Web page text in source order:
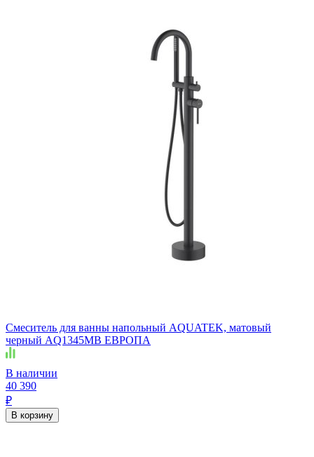
Смеситель для ванны напольный AQUATEK, матовый
черный AQ1345MB ЕВРОПА
В наличии
40 390
₽
В корзину